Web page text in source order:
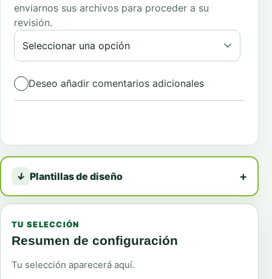
enviarnos sus archivos para proceder a su
revisión.
Deseo añadir comentarios adicionales
92,93€
↓ Plantillas de diseño +
TU SELECCIÓN
Resumen de configuración
Tu selección aparecerá aquí.